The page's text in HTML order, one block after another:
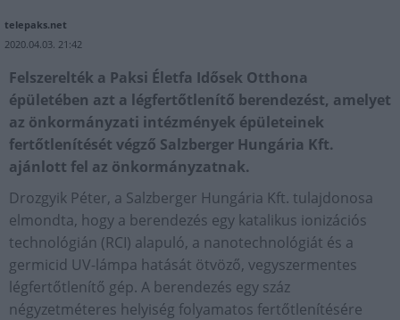
telepaks.net
2020.04.03. 21:42
Felszerelték a Paksi Életfa Idősek Otthona
épületében azt a légfertőtlenítő berendezést, amelyet
az önkormányzati intézmények épületeinek
fertőtlenítését végző Salzberger Hungária Kft.
ajánlott fel az önkormányzatnak.
Drozgyik Péter, a Salzberger Hungária Kft. tulajdonosa
elmondta, hogy a berendezés egy katalikus ionizációs
technológián (RCI) alapuló, a nanotechnológiát és a
germicid UV-lámpa hatását ötvöző, vegyszermentes
légfertőtlenítő gép. A berendezés egy száz
négyzetméteres helyiség folyamatos fertőtlenítésére